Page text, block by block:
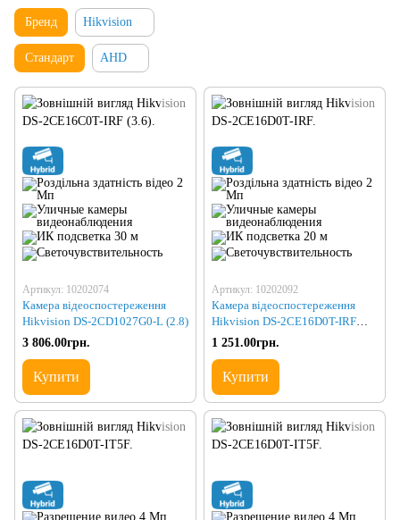
Бренд Hikvision
Стандарт AHD
Артикул: 10202074
Камера відеоспостереження
Hikvision DS-2CD1027G0-L (2.8)
3 806.00грн.
Купити
Артикул: 10202092
Камера відеоспостереження
Hikvision DS-2CE16D0T-IRF
(3.6)
1 251.00грн.
Купити